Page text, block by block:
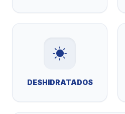
DESHIDRATADOS